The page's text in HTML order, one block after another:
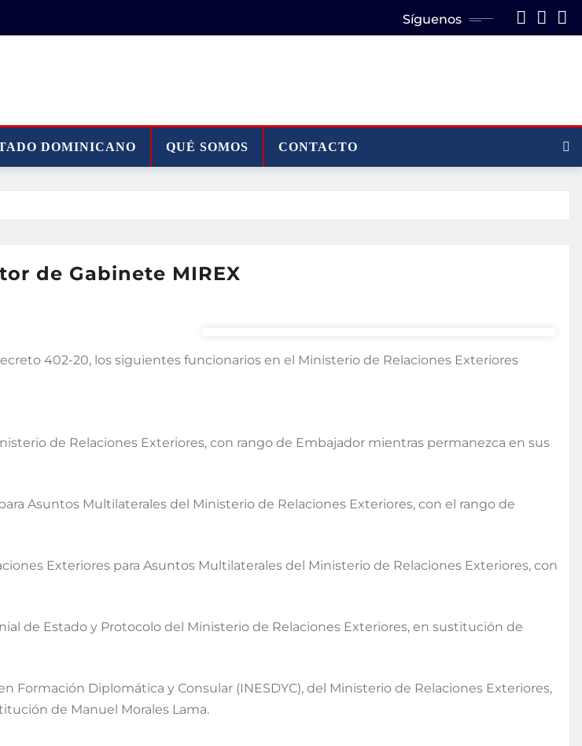
Síguenos
DOMINICANO QUÉ SOMOS CONTACTO
de Gabinete MIREX
402-20, los siguientes funcionarios en el Ministerio de Relaciones Exteriores
de Relaciones Exteriores, con rango de Embajador mientras permanezca en sus
Asuntos Multilaterales del Ministerio de Relaciones Exteriores, con el rango de
Exteriores para Asuntos Multilaterales del Ministerio de Relaciones Exteriores, con
de Estado y Protocolo del Ministerio de Relaciones Exteriores, en sustitución de
Diplomática y Consular (INESDYC), del Ministerio de Relaciones Exteriores,
de Manuel Morales Lama.